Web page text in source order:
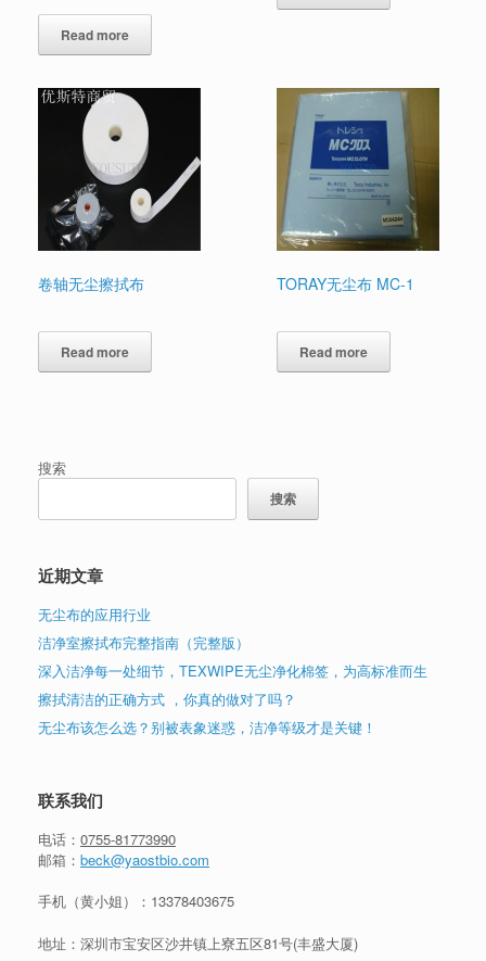
Read more
卷轴无尘擦拭布
Read more
TORAY无尘布 MC-1
Read more
搜索
搜索
近期文章
无尘布的应用行业
洁净室擦拭布完整指南（完整版）
深入洁净每一处细节，TEXWIPE无尘净化棉签，为高标准而生
擦拭清洁的正确方式 ，你真的做对了吗？
无尘布该怎么选？别被表象迷惑，洁净等级才是关键！
联系我们
电话： 0755-81773990
邮箱： beck@yaostbio.com
手机（黄小姐）： 13378403675
地址：深圳市宝安区沙井镇上寮五区81号(丰盛大厦)